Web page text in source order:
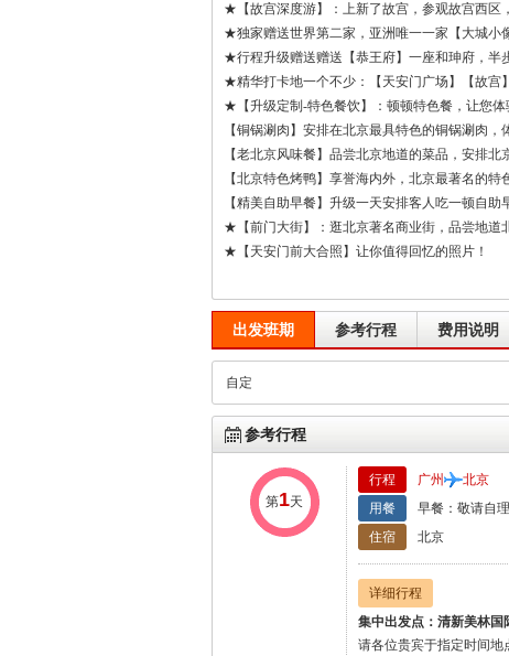
★【故宫深度游】：上新了故宫，参观故宫西区
★独家赠送世界第二家，亚洲唯一一家【大城小
★行程升级赠送赠送【恭王府】一座和珅府，半
★精华打卡地一个不少：【天安门广场】【故宫
★【升级定制-特色餐饮】：顿顿特色餐，让您体
【铜锅涮肉】安排在北京最具特色的铜锅涮肉，
【老北京风味餐】品尝北京地道的菜品，安排北
【北京特色烤鸭】享誉海内外，北京最著名的
【精美自助早餐】升级一天安排客人吃一顿自
★【前门大街】：逛北京著名商业街，品尝地道
★【天安门前大合照】让你值得回忆的照片！
出发班期 参考行程 费用说明
自定
参考行程
第1天
行程 广州
北京
用餐
早餐：敬请自
住宿
北京
详细行程
集中出发点：清新美林
请各位贵宾于指定时间地